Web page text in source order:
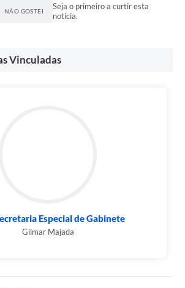
NÃO GOSTEI
Seja o primeiro a curtir esta
notícia.
Vinculadas
Especial de Gabinete
Gilmar Majada